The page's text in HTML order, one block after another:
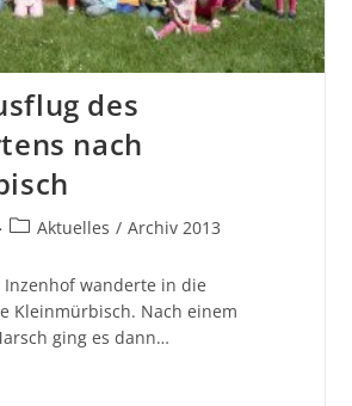
des
nach
Aktuelles / Archiv 2013
wanderte in die
Kleinmürbisch. Nach einem
ging es dann…